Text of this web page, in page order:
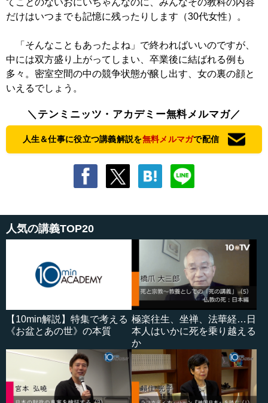
てことのないおにいちゃんなのに、みんなその教科の内容
だけはいつまでも記憶に残ったりします（30代女性）。
「そんなこともあったよね」で終わればいいのですが、
中には双方盛り上がってしまい、卒業後に結ばれる例も
多々。密室空間の中の競争状態が醸し出す、女の裏の顔と
いえるでしょう。
＼テンミニッツ・アカデミー無料メルマガ／
人生＆仕事に役立つ講義解説を無料メルマガで配信
人気の講義TOP20
【10min解説】特集で考える
《お盆とあの世》の本質
極楽往生、坐禅、法華経…日
本人はいかに死を乗り越える
か